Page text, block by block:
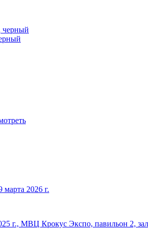
2026 г.
г., МВЦ Крокус Экспо, павильон 2,